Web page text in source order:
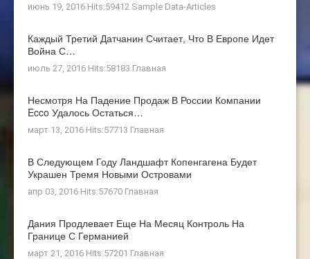
июнь 19, 2016 Hits:59412 Sample Data-Articles
Каждый Третий Датчанин Считает, Что В Европе Идет
Война С…
июль 27, 2016 Hits:58183 Главная
Несмотря На Падение Продаж В России Компании
Ecco Удалось Остаться…
март 13, 2016 Hits:57713 Главная
В Следующем Году Ландшафт Копенгагена Будет
Украшен Тремя Новыми Островами
апр 03, 2016 Hits:57670 Главная
Дания Продлевает Еще На Месяц Контроль На
Границе С Германией
март 21, 2016 Hits:57201 Главная